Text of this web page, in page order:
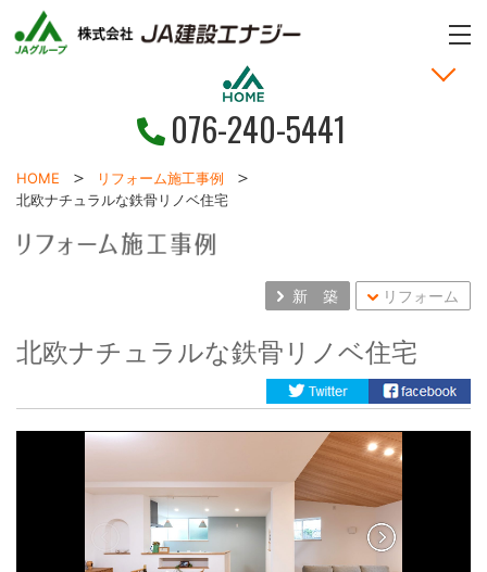
076-240-5441
HOME
新着情報
土地・戸建情報
家づくりの考え方
施工事例
お客様の声
お問い合わせ
HOME
リフォーム施工事例
北欧ナチュラルな鉄骨リノベ住宅
新 築 リフォーム
北欧ナチュラルな鉄骨リノベ住宅